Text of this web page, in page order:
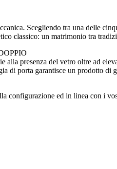
Scegliendo tra una delle
classico: un matrimonio tra
presenza del vetro oltre ad
di porta garantisce un prodotto di
configurazione ed in linea con i